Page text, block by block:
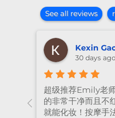
See all reviews
Kexin
30 days ago
超级推荐Emily老
的非常干净而且不
就能化妆！按摩手